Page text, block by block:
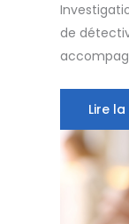
de
Lire